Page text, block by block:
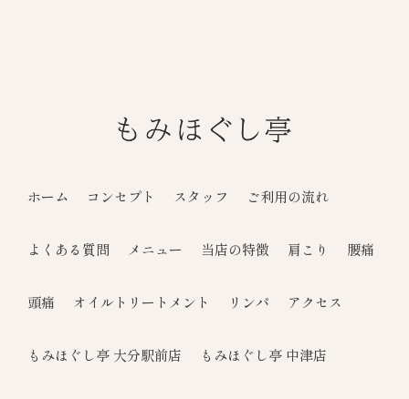
ホーム コンセプト スタッフ ご利用の流れ
よくある質問 メニュー 当店の特徴 肩こり 腰痛
頭痛 オイルトリートメント リンパ アクセス
もみほぐし亭 大分駅前店 もみほぐし亭 中津店